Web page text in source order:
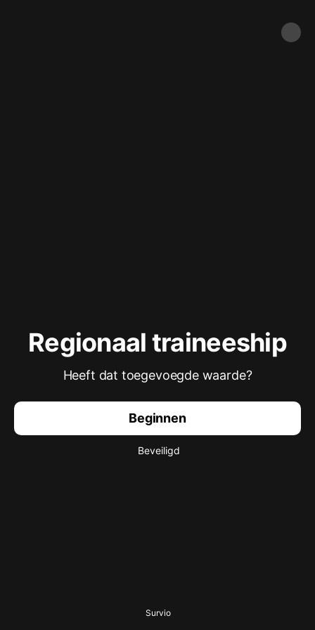
Regionaal traineeship
Heeft dat toegevoegde waarde?
Beginnen
Beveiligd
Survio